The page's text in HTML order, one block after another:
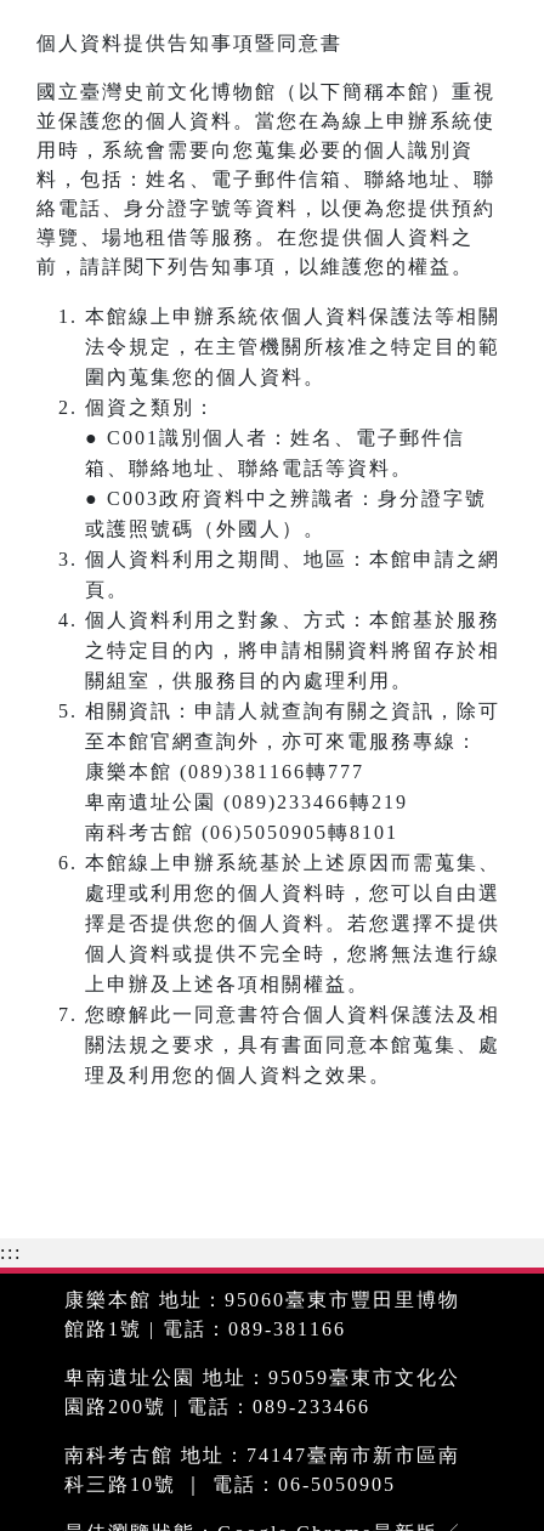
個人資料提供告知事項暨同意書
國立臺灣史前文化博物館（以下簡稱本館）重視
並保護您的個人資料。當您在為線上申辦系統使
用時，系統會需要向您蒐集必要的個人識別資
料，包括：姓名、電子郵件信箱、聯絡地址、聯
絡電話、身分證字號等資料，以便為您提供預約
導覽、場地租借等服務。在您提供個人資料之
前，請詳閱下列告知事項，以維護您的權益。
本館線上申辦系統依個人資料保護法等相關
法令規定，在主管機關所核准之特定目的範
圍內蒐集您的個人資料。
個資之類別：
● C001識別個人者：姓名、電子郵件信
箱、聯絡地址、聯絡電話等資料。
● C003政府資料中之辨識者：身分證字號
或護照號碼（外國人）。
個人資料利用之期間、地區：本館申請之網
頁。
個人資料利用之對象、方式：本館基於服務
之特定目的內，將申請相關資料將留存於相
關組室，供服務目的內處理利用。
相關資訊：申請人就查詢有關之資訊，除可
至本館官網查詢外，亦可來電服務專線：
康樂本館 (089)381166轉777
卑南遺址公園 (089)233466轉219
南科考古館 (06)5050905轉8101
本館線上申辦系統基於上述原因而需蒐集、
處理或利用您的個人資料時，您可以自由選
擇是否提供您的個人資料。若您選擇不提供
個人資料或提供不完全時，您將無法進行線
上申辦及上述各項相關權益。
您瞭解此一同意書符合個人資料保護法及相
關法規之要求，具有書面同意本館蒐集、處
理及利用您的個人資料之效果。
:::
康樂本館 地址：95060臺東市豐田里博物
館路1號 | 電話：089-381166
卑南遺址公園 地址：95059臺東市文化公
園路200號 | 電話：089-233466
南科考古館 地址：74147臺南市新市區南
科三路10號 ｜ 電話：06-5050905